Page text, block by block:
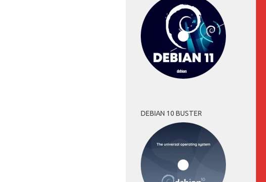
DEBIAN 10 BUSTER